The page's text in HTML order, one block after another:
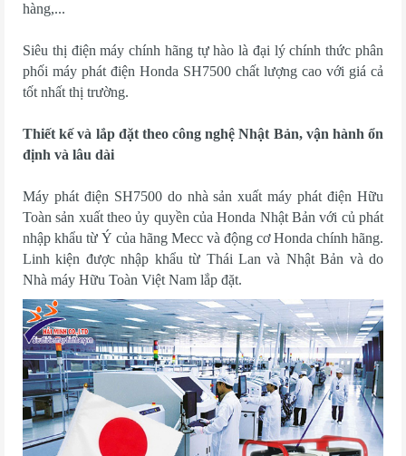
hàng,...
Siêu thị điện máy chính hãng tự hào là đại lý chính thức phân
phối máy phát điện Honda SH7500 chất lượng cao với giá cả
tốt nhất thị trường.
Thiết kế và lắp đặt theo công nghệ Nhật Bản, vận hành ổn
định và lâu dài
Máy phát điện SH7500 do nhà sản xuất máy phát điện Hữu
Toàn sản xuất theo ủy quyền của Honda Nhật Bản với củ phát
nhập khẩu từ Ý của hãng Mecc và động cơ Honda chính hãng.
Linh kiện được nhập khẩu từ Thái Lan và Nhật Bản và do
Nhà máy Hữu Toàn Việt Nam lắp đặt.